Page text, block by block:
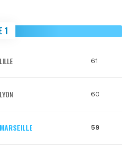
1
LILLE 61
LYON 60
MARSEILLE 59